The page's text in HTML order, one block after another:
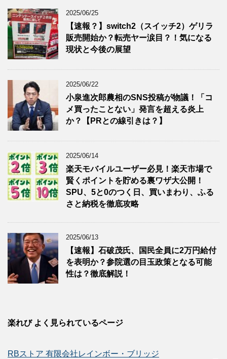
2025/06/25
【速報？】switch2（スイッチ2）ゲリラ
販売開始か？転売ヤー涙目？！気になる
現状と今後の展望
2025/06/22
小泉進次郎農相のSNS投稿が物議！「コ
メ買ったことない」発言を超える炎上
か？【PRとの線引きは？】
2025/06/14
楽天モバイルユーザー必見！楽天市場で
賢くポイントを貯める裏ワザ大公開！
SPU、5と0のつく日、買いまわり、ふる
さと納税を徹底攻略
2025/06/13
【速報】石破茂氏、国民全員に2万円給付
を表明か？参院選の目玉政策となる可能
性は？徹底解説！
楽れび よく見られているページ
RBストア 有限会社レインボー・ブリッジ